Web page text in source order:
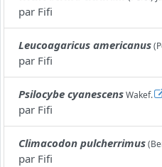
par Fifi
Leucoagaricus americanus
par Fifi
Psilocybe cyanescensWakef.
par Fifi
Climacodon pulcherrimus
par Fifi